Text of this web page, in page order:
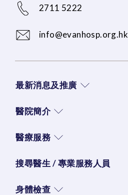
2711 5222
info@evanhosp.org.hk
最新消息及推廣
醫院簡介
醫療服務
搜尋醫生 / 專業服務人員
身體檢查